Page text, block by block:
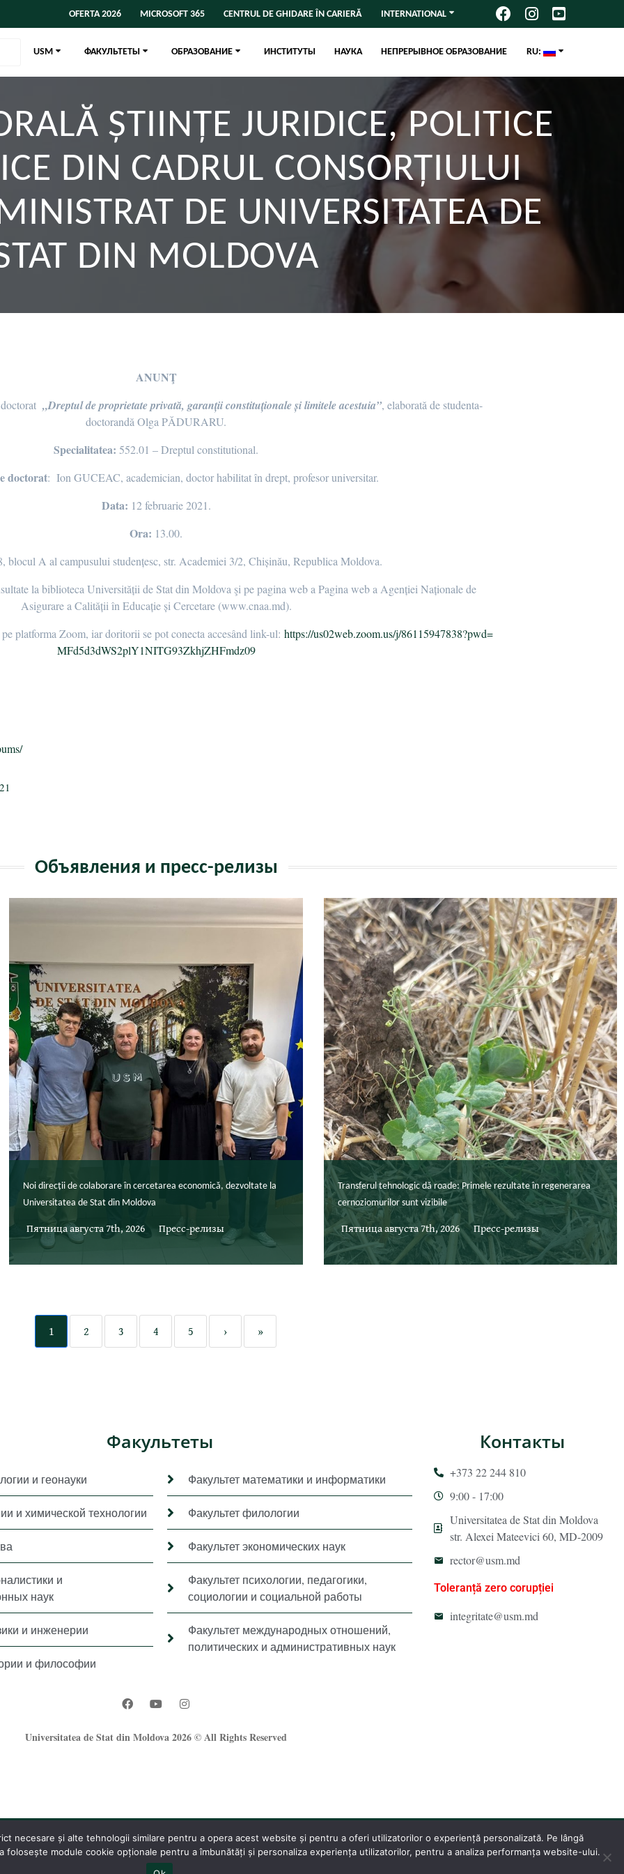
OFERTA 2026 MICROSOFT 365 CENTRUL DE GHIDARE ÎN CARIERĂ INTERNATIONAL
USM ФАКУЛЬТЕТЫ ОБРАЗОВАНИЕ ИНСТИТУТЫ НАУКА НЕПРЕРЫВНОЕ ОБРАЗОВАНИЕ RU:
ȘTIINȚE JURIDICE, POLITICE
DIN CADRUL CONSORȚIULUI
DE UNIVERSITATEA DE
DIN MOLDOVA
ANUNŢ
„Dreptul de proprietate privată, garanții constituționale și limitele acestuia”, elaborată de studenta-
doctorandă Olga PĂDURARU.
Specialitatea: 552.01 – Dreptul constitutional.
doctorat: Ion GUCEAC, academician, doctor habilitat în drept, profesor universitar.
Data: 12 februarie 2021.
Ora: 13.00.
blocul A al campusului studențesc, str. Academiei 3/2, Chișinău, Republica Moldova.
la biblioteca Universității de Stat din Moldova şi pe pagina web a Pagina web a Agenției Naționale de
Asigurare a Calității în Educație și Cercetare (www.cnaa.md).
platforma Zoom, iar doritorii se pot conecta accesând link-ul: https://us02web.zoom.us/j/86115947838?pwd=
MFd5d3dWS2plY1NITG93ZkhjZHFmdz09
Объявления и пресс-релизы
Noi direcții de colaborare în cercetarea economică, dezvoltate la
Universitatea de Stat din Moldova
Пятница августа 7th, 2026 Пресс-релизы
Transferul tehnologic dă roade: Primele rezultate în regenerarea
cernoziomurilor sunt vizibile
Пятница августа 7th, 2026 Пресс-релизы
1 2 3 4 5 › »
Факультеты
и геонауки
и химической технологии
и
наук
и инженерии
и философии
Факультет математики и информатики
Факультет филологии
Факультет экономических наук
Факультет психологии, педагогики,
социологии и социальной работы
Факультет международных отношений,
политических и административных наук
Контакты
+373 22 244 810
9:00 - 17:00
Universitatea de Stat din Moldova
str. Alexei Mateevici 60, MD-2009
rector@usm.md
Toleranță zero corupției
integritate@usm.md
Universitatea de Stat din Moldova 2026 © All Rights Reserved
Oficiul Programare Web al USM®
necesare și alte tehnologii similare pentru a opera acest website și pentru a oferi utilizatorilor o experiență personalizată. Pe lângă
module cookie opționale pentru a îmbunătăți și personaliza experiența utilizatorilor, pentru a analiza performanța website-ului.